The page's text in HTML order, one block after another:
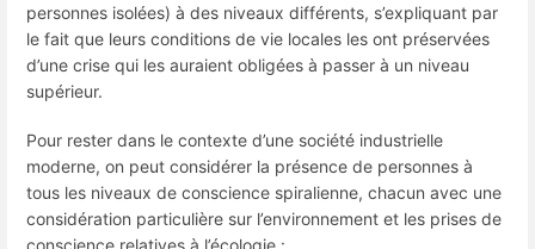
personnes isolées) à des niveaux différents, s’expliquant par
le fait que leurs conditions de vie locales les ont préservées
d’une crise qui les auraient obligées à passer à un niveau
supérieur.
Pour rester dans le contexte d’une société industrielle
moderne, on peut considérer la présence de personnes à
tous les niveaux de conscience spiralienne, chacun avec une
considération particulière sur l’environnement et les prises de
conscience relatives à l’écologie :